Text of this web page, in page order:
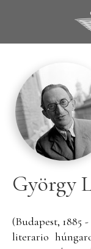
György
(Budapest, 1885
literario